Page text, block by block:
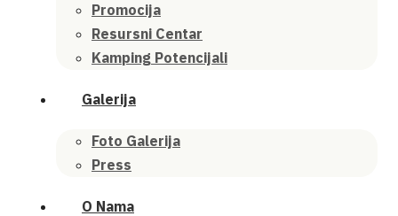
Promocija
Resursni Centar
Kamping Potencijali
Galerija
Foto Galerija
Press
O Nama